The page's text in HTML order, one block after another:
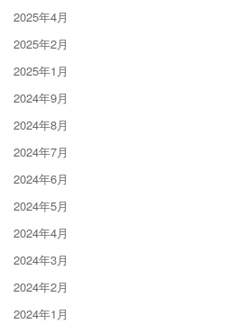
2025年4月
2025年2月
2025年1月
2024年9月
2024年8月
2024年7月
2024年6月
2024年5月
2024年4月
2024年3月
2024年2月
2024年1月